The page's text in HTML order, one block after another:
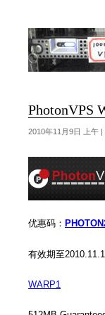
PhotonVPS
2010年11月9日 上午
优惠码：
有效期至
WARP1